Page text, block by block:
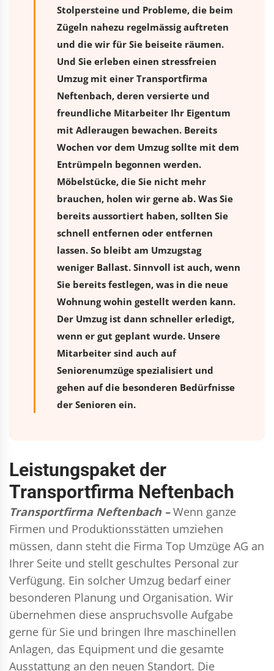
Stolpersteine und Probleme, die beim
Zügeln nahezu regelmässig auftreten
und die wir für Sie beiseite räumen.
Und Sie erleben einen stressfreien
Umzugmit einer Transportfirma
Neftenbach, deren versierte und
freundliche Mitarbeiter Ihr Eigentum
mit Adleraugen bewachen. Bereits
Wochen vor dem Umzug sollte mit dem
Entrümpeln begonnen werden.
Möbelstücke, die Sie nicht mehr
brauchen, holen wir gerne ab. Was Sie
bereits aussortiert haben, sollten Sie
schnell entfernen oder entfernen
lassen. So bleibt am Umzugstag
weniger Ballast. Sinnvoll ist auch, wenn
Sie bereits festlegen, was in die neue
Wohnung wohin gestellt werden kann.
Der Umzug ist dann schneller erledigt,
wenn er gut geplant wurde. Unsere
Mitarbeiter sind auch auf
Seniorenumzüge spezialisiert und
gehen auf die besonderen Bedürfnisse
der Senioren ein.
Leistungspaket der
Transportfirma Neftenbach
Transportfirma Neftenbach – Wenn ganze
Firmen und Produktionsstätten umziehen
müssen, dann steht die Firma Top Umzüge AG an
Ihrer Seite und stellt geschultes Personal zur
Verfügung. Ein solcher Umzug bedarf einer
besonderen Planung und Organisation. Wir
übernehmen diese anspruchsvolle Aufgabe
gerne für Sie und bringen Ihre maschinellen
Anlagen, das Equipment und die gesamte
Ausstattung an den neuen Standort. Die